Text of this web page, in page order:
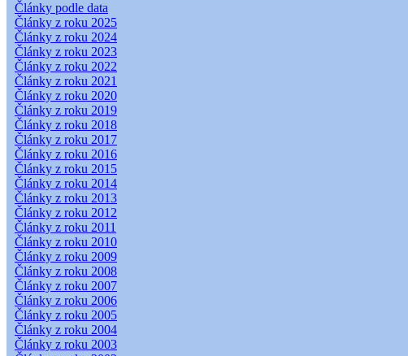
Články podle data
Články z roku 2025
Články z roku 2024
Články z roku 2023
Články z roku 2022
Články z roku 2021
Články z roku 2020
Články z roku 2019
Články z roku 2018
Články z roku 2017
Články z roku 2016
Články z roku 2015
Články z roku 2014
Články z roku 2013
Články z roku 2012
Články z roku 2011
Články z roku 2010
Články z roku 2009
Články z roku 2008
Články z roku 2007
Články z roku 2006
Články z roku 2005
Články z roku 2004
Články z roku 2003